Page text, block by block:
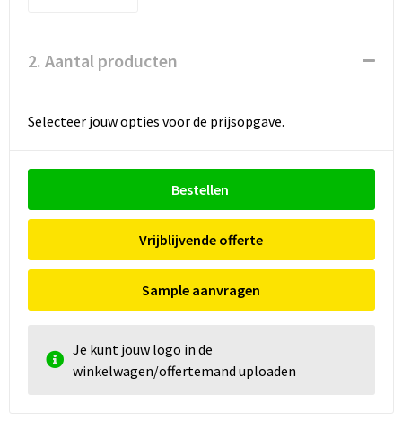
2. Aantal producten
Selecteer jouw opties voor de prijsopgave.
Bestellen
Vrijblijvende offerte
Sample aanvragen
Je kunt jouw logo in de
winkelwagen/offertemand uploaden